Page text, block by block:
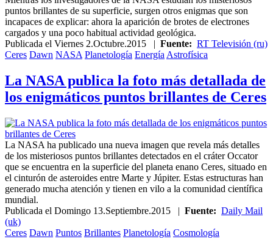
puntos brillantes de su superficie, surgen otros enigmas que son
incapaces de explicar: ahora la aparición de brotes de electrones
cargados y una poco habitual actividad geológica.
Publicada el Viernes 2.Octubre.2015 | Fuente: RT Televisión (ru)
Ceres Dawn NASA Planetología EnergíaAstrofísica
La NASA publica la foto más detallada de
los enigmáticos puntos brillantes de Ceres
La NASA ha publicado una nueva imagen que revela más detalles
de los misteriosos puntos brillantes detectados en el cráter Occator
que se encuentra en la superficie del planeta enano Ceres, situado en
el cinturón de asteroides entre Marte y Júpiter. Estas estructuras han
generado mucha atención y tienen en vilo a la comunidad científica
mundial.
Publicada el Domingo 13.Septiembre.2015 | Fuente: Daily Mail
(uk)
Ceres Dawn Puntos Brillantes Planetología Cosmología